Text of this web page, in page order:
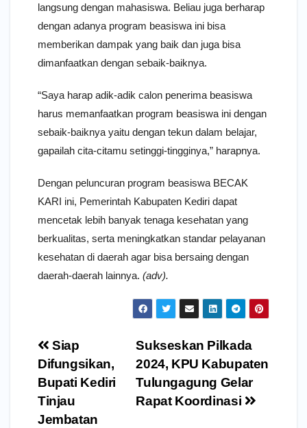
langsung dengan mahasiswa. Beliau juga berharap
dengan adanya program beasiswa ini bisa
memberikan dampak yang baik dan juga bisa
dimanfaatkan dengan sebaik-baiknya.
“Saya harap adik-adik calon penerima beasiswa
harus memanfaatkan program beasiswa ini dengan
sebaik-baiknya yaitu dengan tekun dalam belajar,
gapailah cita-citamu setinggi-tingginya,” harapnya.
Dengan peluncuran program beasiswa BECAK
KARI ini, Pemerintah Kabupaten Kediri dapat
mencetak lebih banyak tenaga kesehatan yang
berkualitas, serta meningkatkan standar pelayanan
kesehatan di daerah agar bisa bersaing dengan
daerah-daerah lainnya. (adv).
Navigasi
pos
Sukseskan Pilkada
2024, KPU Kabupaten
Tulungagung Gelar
Rapat Koordinasi
Siap
Difungsikan,
Bupati Kediri
Tinjau
Jembatan